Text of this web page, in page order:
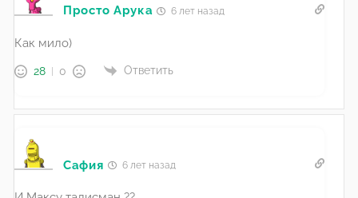
Просто Арука 6 лет назад
Как мило)
28 0 Ответить
Сафия 6 лет назад